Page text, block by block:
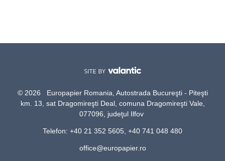
© 2026 Europapier Romania, Autostrada Bucureşti - Piteşti
km. 13, sat Dragomireşti Deal, comuna Dragomireşti Vale,
077096, judeţul Ilfov
Telefon: +40 21 352 5605, +40 741 048 480
office@europapier.ro